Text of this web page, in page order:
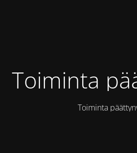
Toiminta
Toiminta